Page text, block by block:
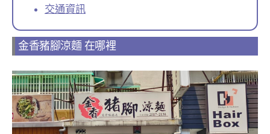
交通資訊
金香豬腳涼麵 在哪裡